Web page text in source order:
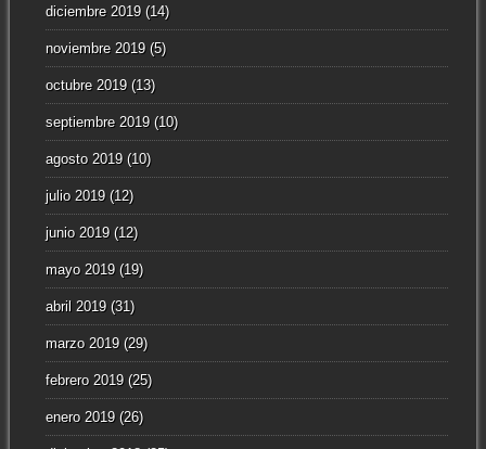
diciembre 2019(14)
noviembre 2019(5)
octubre 2019(13)
septiembre 2019(10)
agosto 2019(10)
julio 2019(12)
junio 2019(12)
mayo 2019(19)
abril 2019(31)
marzo 2019(29)
febrero 2019(25)
enero 2019(26)